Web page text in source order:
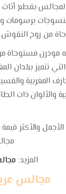
بقطع
برسومات
من روح النقوش
مودرن مستوحاة
تتميز ببلدان
المغربية
والألوان ذات
والأكثر
المزيد:
مجالس